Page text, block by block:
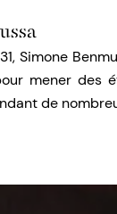
Simone
mener des
de